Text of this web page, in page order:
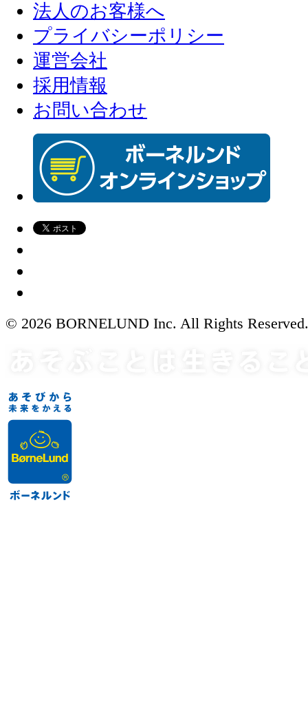
法人のお客様へ
プライバシーポリシー
運営会社
採用情報
お問い合わせ
© 2026 BORNELUND Inc. All Rights Reserved.